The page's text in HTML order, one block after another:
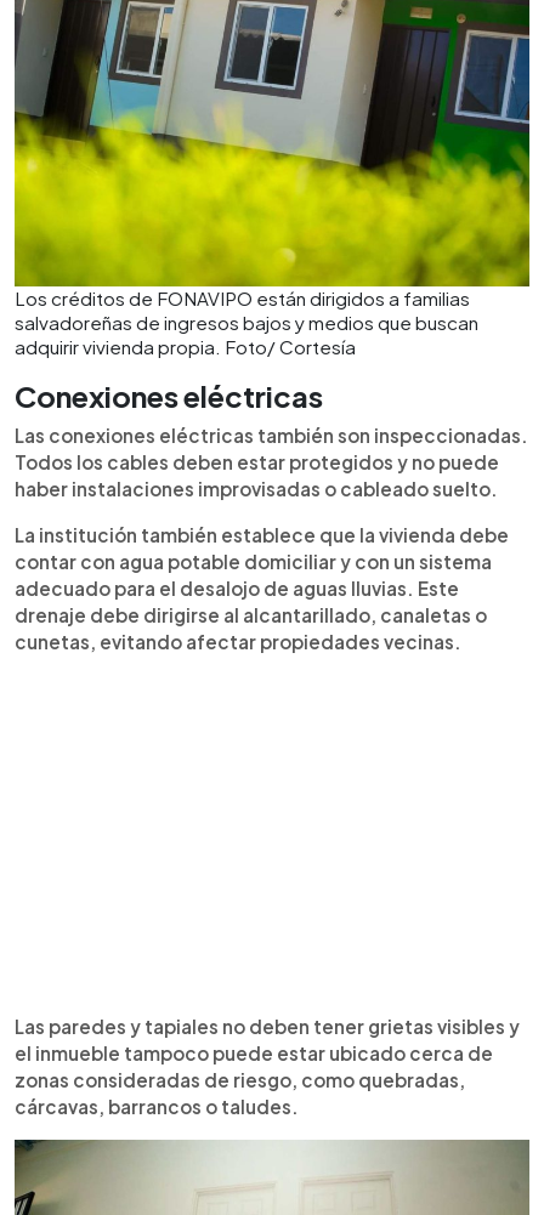
Los créditos de FONAVIPO están dirigidos a familias
salvadoreñas de ingresos bajos y medios que buscan
adquirir vivienda propia. Foto/ Cortesía
Conexiones eléctricas
Las conexiones eléctricas también son inspeccionadas.
Todos los cables deben estar protegidos y no puede
haber instalaciones improvisadas o cableado suelto.
La institución también establece que la vivienda debe
contar con agua potable domiciliar y con un sistema
adecuado para el desalojo de aguas lluvias. Este
drenaje debe dirigirse al alcantarillado, canaletas o
cunetas, evitando afectar propiedades vecinas.
Las paredes y tapiales no deben tener grietas visibles y
el inmueble tampoco puede estar ubicado cerca de
zonas consideradas de riesgo, como quebradas,
cárcavas, barrancos o taludes.